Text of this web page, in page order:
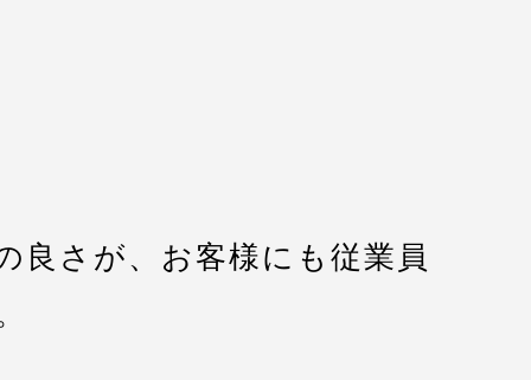
良さが、お客様にも従業員